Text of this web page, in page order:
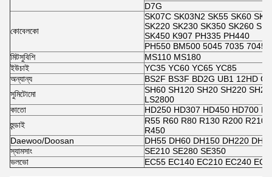
D7G
কোবেলকো
SK07C SK03N2 SK55 SK60
SK220 SK230 SK350 SK260
SK450 K907 PH335 PH440
PH550 BM500 5045 7035 7045
মিটসুবিশি
MS110 MS180
ইউচাই
YC35 YC60 YC65 YC85
অন্যান্য
BS2F BS3F BD2G UB1 12HD
সুমিটোমো
SH60 SH120 SH20 SH220
LS2800
কাতো
HD250 HD307 HD450 HD700
হুন্ডাই
R55 R60 R80 R130 R200 R210
R450
Daewoo/Doosan
DH55 DH60 DH150 DH220
স্যামসাং
SE210 SE280 SE350
ভলভো
EC55 EC140 EC210 EC240